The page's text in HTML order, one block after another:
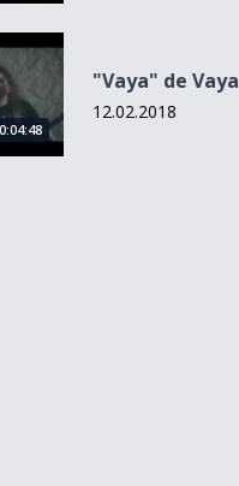
Vaya
"Vaya" de Vaya
12.02.2018